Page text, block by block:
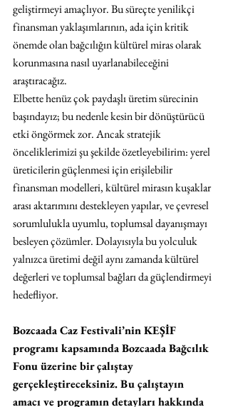
geliştirmeyi amaçlıyor. Bu süreçte yenilikçi
finansman yaklaşımlarının, ada için kritik
önemde olan bağcılığın kültürel miras olarak
korunmasına nasıl uyarlanabileceğini
araştıracağız.
Elbette henüz çok paydaşlı üretim sürecinin
başındayız; bu nedenle kesin bir dönüştürücü
etki öngörmek zor. Ancak stratejik
önceliklerimizi şu şekilde özetleyebilirim: yerel
üreticilerin güçlenmesi için erişilebilir
finansman modelleri, kültürel mirasın kuşaklar
arası aktarımını destekleyen yapılar, ve çevresel
sorumlulukla uyumlu, toplumsal dayanışmayı
besleyen çözümler. Dolayısıyla bu yolculuk
yalnızca üretimi değil aynı zamanda kültürel
değerleri ve toplumsal bağları da güçlendirmeyi
hedefliyor.
Bozcaada Caz Festivali’nin KEŞİF
programı kapsamında Bozcaada Bağcılık
Fonu üzerine bir çalıştay
gerçekleştireceksiniz. Bu çalıştayın
amacı ve programın detayları hakkında